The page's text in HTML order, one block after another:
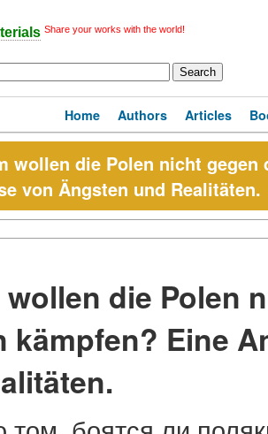
Share your works with the world!
Home Authors Articles
wollen die Polen nicht gegen
von Ängsten und Realitäten.
wollen die Polen
kämpfen? Eine